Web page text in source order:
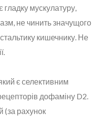
мускулатуру,
не чинить значущого
кишечнику. Не
є селективним
дофаміну D2.
(за рахунок